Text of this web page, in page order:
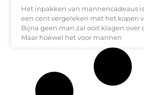
Het inpakken van mannencadeaus
een cent vergeleken met het kopen
Bijna geen man zal ooit klagen over
Maar hoewel het voor mannen